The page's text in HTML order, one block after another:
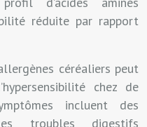
réduite par rapport
céréaliers peut
chez de
incluent des
troubles digestifs